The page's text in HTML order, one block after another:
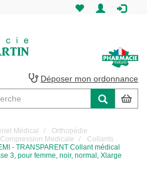
Martin
Pharmacie
Saint-
Martin
Déposer mon ordonnance
Médical
Orthopédie
Compression Medicale
Collants
- TRANSPARENT Collant médical
3, pour femme, noir, normal, Xlarge